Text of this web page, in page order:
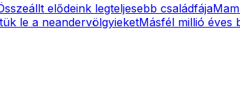
elődeink legteljesebb családfája
le a neandervölgyieketMásfél millió éves